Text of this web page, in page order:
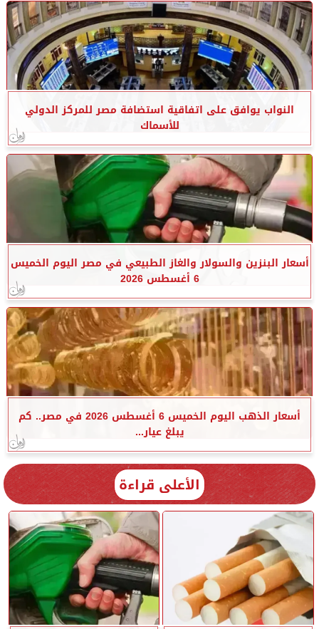
النواب يوافق على اتفاقية استضافة مصر للمركز الدولي
للأسماك
أسعار البنزين والسولار والغاز الطبيعي في مصر اليوم الخميس
6 أغسطس 2026
أسعار الذهب اليوم الخميس 6 أغسطس 2026 في مصر.. كم
يبلغ عيار...
الأعلى قراءة